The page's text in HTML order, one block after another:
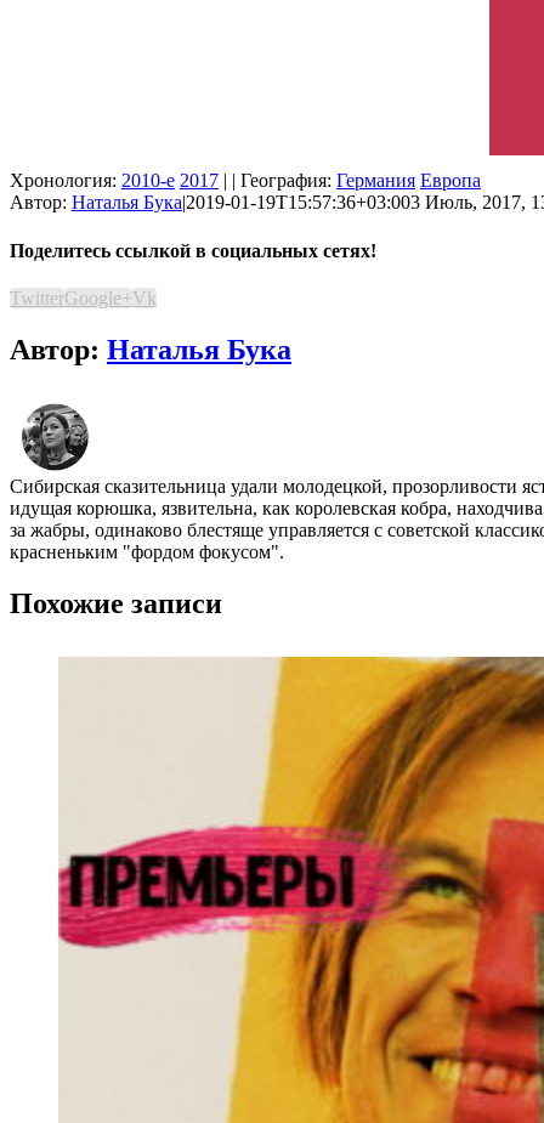
Хронология: 2010-е 2017 | | География: Германия Европа
Автор: Наталья Бука|2019-01-19T15:57:36+03:003 Июль, 2017,
Поделитесь ссылкой в социальных сетях!
TwitterGoogle+Vk
Автор: Наталья Бука
Сибирская сказительница удали молодецкой, прозорливости
идущая корюшка, язвительна, как королевская кобра,
за жабры, одинаково блестяще управляется с советской
красненьким "фордом фокусом".
Похожие записи